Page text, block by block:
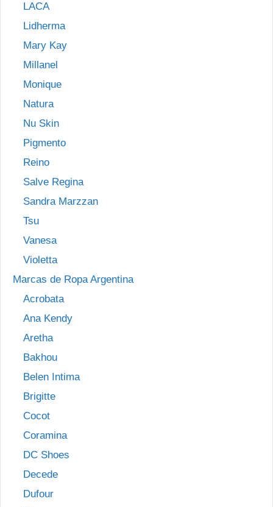
LACA
Lidherma
Mary Kay
Millanel
Monique
Natura
Nu Skin
Pigmento
Reino
Salve Regina
Sandra Marzzan
Tsu
Vanesa
Violetta
Marcas de Ropa Argentina
Acrobata
Ana Kendy
Aretha
Bakhou
Belen Intima
Brigitte
Cocot
Coramina
DC Shoes
Decede
Dufour